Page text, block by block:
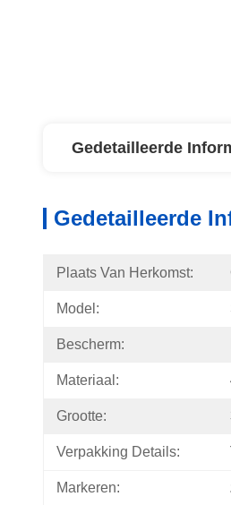
Gedetailleerde
Gedetailleerde
Plaats Van Herkomst:
Model:
Bescherm:
Materiaal:
Grootte:
Verpakking Details:
Markeren: